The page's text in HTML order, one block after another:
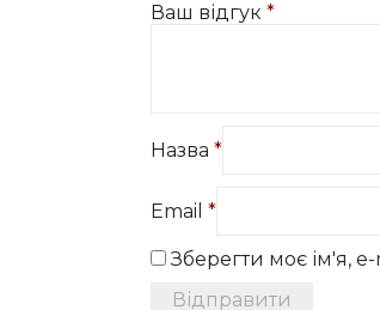
Ваш відгук *
Назва *
Email *
Зберегти моє ім'я,